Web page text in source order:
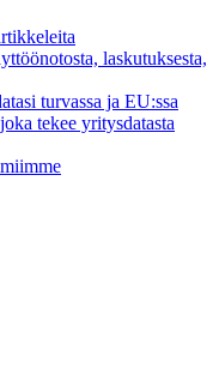
laskutuksesta,
turvassa ja EU:ssa
tekee yritysdatasta